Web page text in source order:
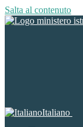
Salta al contenuto
Italiano